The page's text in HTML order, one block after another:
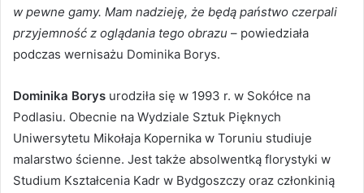
w pewne gamy. Mam nadzieję, że będą państwo czerpali
przyjemność z oglądania tego obrazu – powiedziała
podczas wernisażu Dominika Borys.
Dominika Borys urodziła się w 1993 r. w Sokółce na
Podlasiu. Obecnie na Wydziale Sztuk Pięknych
Uniwersytetu Mikołaja Kopernika w Toruniu studiuje
malarstwo ścienne. Jest także absolwentką florystyki w
Studium Kształcenia Kadr w Bydgoszczy oraz członkinią